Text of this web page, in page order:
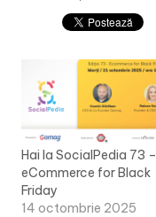
Hai la SocialPedia 73 –
eCommerce for Black
Friday
14 octombrie 2025